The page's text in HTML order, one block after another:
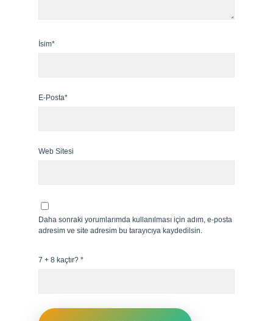
İsim*
E-Posta*
Web Sitesi
Daha sonraki yorumlarımda kullanılması için adım, e-posta
adresim ve site adresim bu tarayıcıya kaydedilsin.
7 + 8 kaçtır? *